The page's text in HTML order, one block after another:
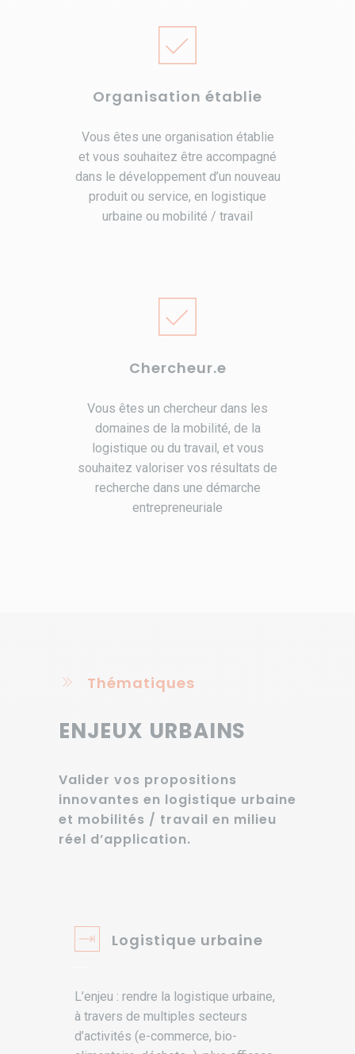
Organisation établie
Vous êtes une organisation établie
et vous souhaitez être accompagné
dans le développement d’un nouveau
produit ou service, en logistique
urbaine ou mobilité / travail
Chercheur.e
Vous êtes un chercheur dans les
domaines de la mobilité, de la
logistique ou du travail, et vous
souhaitez valoriser vos résultats de
recherche dans une démarche
entrepreneuriale
Thématiques
ENJEUX URBAINS
Valider vos propositions
innovantes en logistique urbaine
et mobilités / travail en milieu
réel d’application.
Logistique urbaine
L’enjeu : rendre la logistique urbaine,
à travers de multiples secteurs
d’activités (e-commerce, bio-